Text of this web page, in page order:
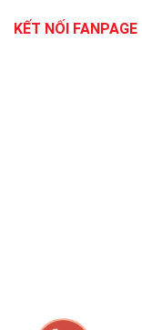
KẾT NỐI FANPAGE